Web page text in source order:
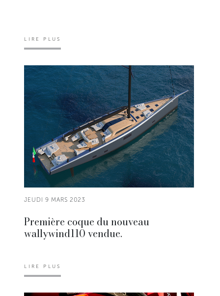
LIRE PLUS
JEUDI 9 MARS 2023
Première coque du nouveau
wallywind110 vendue.
LIRE PLUS